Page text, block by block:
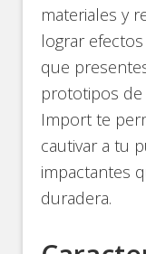
materiales y
lograr efectos
que
prototipos
Import te
cautivar a tu
impactantes
duradera.